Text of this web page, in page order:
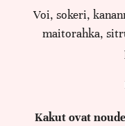
Voi, sokeri,
maitorahka,
Kakut ovat